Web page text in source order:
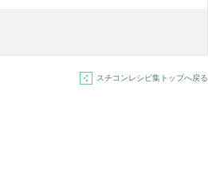
スチコンレシピ集トップへ戻る